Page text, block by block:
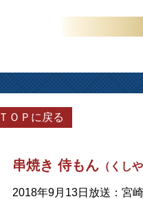
ＴＯＰに戻る
串焼き 侍もん （くし
2018年9月13日放送：宮